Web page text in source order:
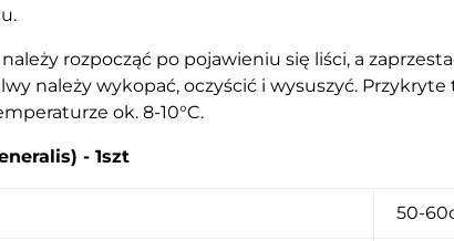
rozpocząć po pojawieniu się liści, a
należy wykopać, oczyścić i wysuszyć.
ok. 8-10°C.
- 1szt
50-